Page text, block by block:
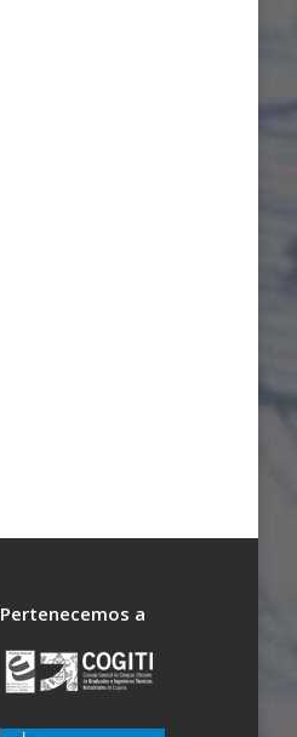
Pertenecemos a